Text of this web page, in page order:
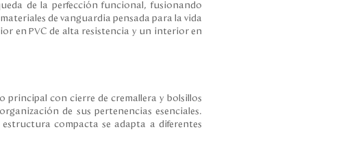
de la perfección funcional, fusionando
de vanguardia pensada para la vida
en PVC de alta resistencia y un interior en
con cierre de cremallera y bolsillos
de sus pertenencias esenciales.
compacta se adapta a diferentes